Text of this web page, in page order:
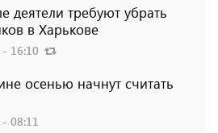
деятели требуют убрать
в Харькове
- 16:10
осенью начнут считать
08:11